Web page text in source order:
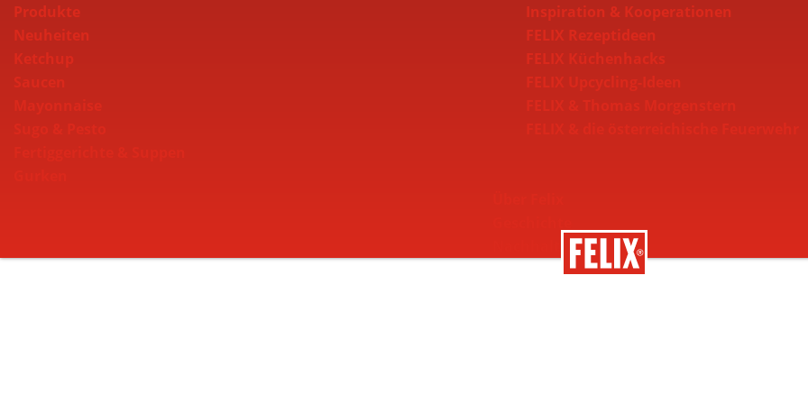
Produkte
Neuheiten
Ketchup
Saucen
Inspiration & Kooperationen
FELIX Rezeptideen
FELIX Küchenhacks
FELIX Upcycling-Ideen
Nachhaltigkeit